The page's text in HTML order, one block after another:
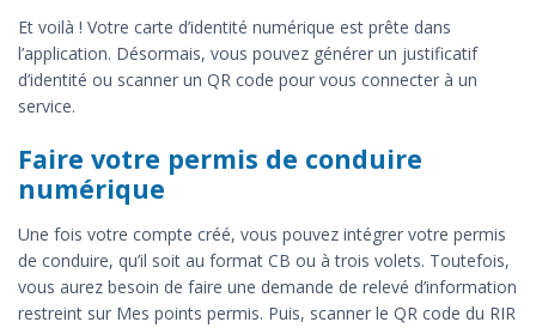
Et voilà ! Votre carte d’identité numérique est prête dans
l’application. Désormais, vous pouvez générer un justificatif
d’identité ou scanner un QR code pour vous connecter à un
service.
Faire votre permis de conduire
numérique
Une fois votre compte créé, vous pouvez intégrer votre permis
de conduire, qu’il soit au format CB ou à trois volets. Toutefois,
vous aurez besoin de faire une demande de relevé d’information
restreint sur Mes points permis. Puis, scanner le QR code du RIR